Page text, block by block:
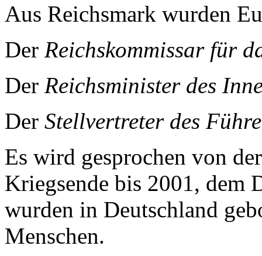
Aus Reichsmark wurden
Der Reichskommissar für
Der Reichsminister des
Der Stellvertreter des
Es wird gesprochen von
Kriegsende bis 2001, dem
wurden in Deutschland
Menschen.